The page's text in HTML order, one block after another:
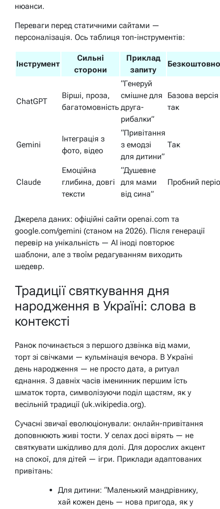
нюанси.
Переваги перед статичними сайтами —
персоналізація. Ось таблиця топ-інструментів:
Інструмент
Сильні
сторони
Приклад
запиту
ChatGPT
Вірші, проза,
багатомовність
“Генеруй
смішне для
друга-
рибалки”
Базова версія
так
Gemini
Інтеграція з
фото, відео
“Привітання
з емодзі
для дитини”
Так
Claude
Емоційна
глибина, довгі
тексти
“Душевне
для мами
від сина”
Пробний
Джерела даних: офіційні сайти openai.com та
google.com/gemini (станом на 2026). Після генерації
перевір на унікальність — AI іноді повторює
шаблони, але з твоїм редагуванням виходить
шедевр.
Традиції святкування дня
народження в Україні: слова в
контексті
Ранок починається з першого дзвінка від мами,
торт зі свічками — кульмінація вечора. В Україні
день народження — не просто дата, а ритуал
єднання. З давніх часів іменинник першим їсть
шматок торта, символізуючи поділ щастям, як у
весільній традиції (uk.wikipedia.org).
Сучасні звичаї еволюціонували: онлайн-привітання
доповнюють живі тости. У селах досі вірять — не
святкувати шкідливо для долі. Для дорослих акцент
на спокої, для дітей — ігри. Приклади адаптованих
привітань:
Для дитини: “Маленький мандрівнику,
хай кожен день — нова пригода, як у